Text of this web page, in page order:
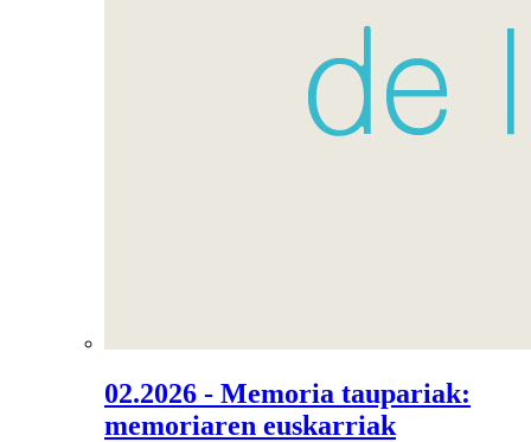
02.2026 - Memoria taupariak:
memoriaren euskarriak